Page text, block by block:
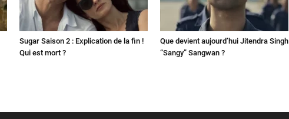
Sugar Saison 2 : Explication de la fin !
Qui est mort ?
Que devient aujourd’hui Jitendra Singh
“Sangy” Sangwan ?